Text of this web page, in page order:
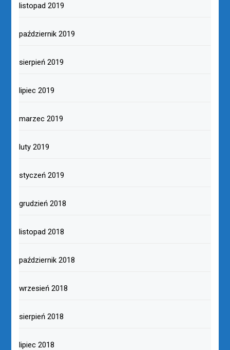
listopad 2019
październik 2019
sierpień 2019
lipiec 2019
marzec 2019
luty 2019
styczeń 2019
grudzień 2018
listopad 2018
październik 2018
wrzesień 2018
sierpień 2018
lipiec 2018